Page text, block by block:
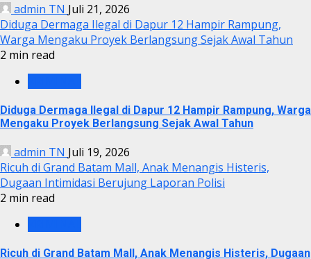
admin TN Juli 21, 2026
Diduga Dermaga Ilegal di Dapur 12 Hampir Rampung,
Warga Mengaku Proyek Berlangsung Sejak Awal Tahun
2 min read
Diduga Dermaga Ilegal di Dapur 12 Hampir Rampung, Warga
Mengaku Proyek Berlangsung Sejak Awal Tahun
admin TN Juli 19, 2026
Ricuh di Grand Batam Mall, Anak Menangis Histeris,
Dugaan Intimidasi Berujung Laporan Polisi
2 min read
Ricuh di Grand Batam Mall, Anak Menangis Histeris, Dugaan